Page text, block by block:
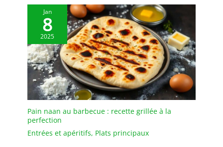
compatibles avec toutes
les cuisinières, y compris
les cuisinières à
induction à dessus en
verre, les fours, les grils
et même les feux de
camp. P.S. NE FAITES
JAMAIS GLISSER UNE
POÊLE EN FONTE SUR
UNE CUISINIÈRE À
INDUCTION À
Vous risquez de rayer la
Jan
8
2025
Pain naan au barbecue : recette grillée à la
perfection
Entrées et apéritifs, Plats principaux